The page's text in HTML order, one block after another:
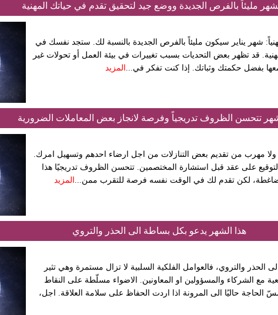
مليئاً بالفرص الجديدة ووضع جيد لتحقيق تقدم في حياتك المهنية
برج الثور لشهر يناير 2025 مهنياً: شهر يناير سيكون مليئاً بالفرص الجديدة بالنسبة لك. ستجد نفسك في
قد تظهر بعض التحديات بسبب تغييرات في بيئة العمل أو تحولات غير
بفضل حكمتك وثباتك. إذا كنت تفكر في... المزيد
تتحسن الظروف تدريجياً وفرصة لانجاز بعض المعاملات الضرورية
ولا مهرب من تقديم بعض التنازلات من اجل ارضاء احدهم وتسهيل امرك.
على عقد قبل استشارة المختصمين. تتحسن الظروف تدريجيًا هذا
ضاغطة، لكن تقدم لك في الوقت نفسه فرصة للتقرب ممن... المزيد
هذا الشهر يدعو بكل بساطة الى الحذر والتروي
الحذر والتروي، فالعوامل الفلكية السلبية لا تزال مستمرة وهي تثير
مع الشركاء والمسؤولين او المعاونين. الاضواء مسلّطة على النقاط
الحاجة حاليًا الى المرونة اذا اردت الحفاظ على سلامة العلاقة. اجل،